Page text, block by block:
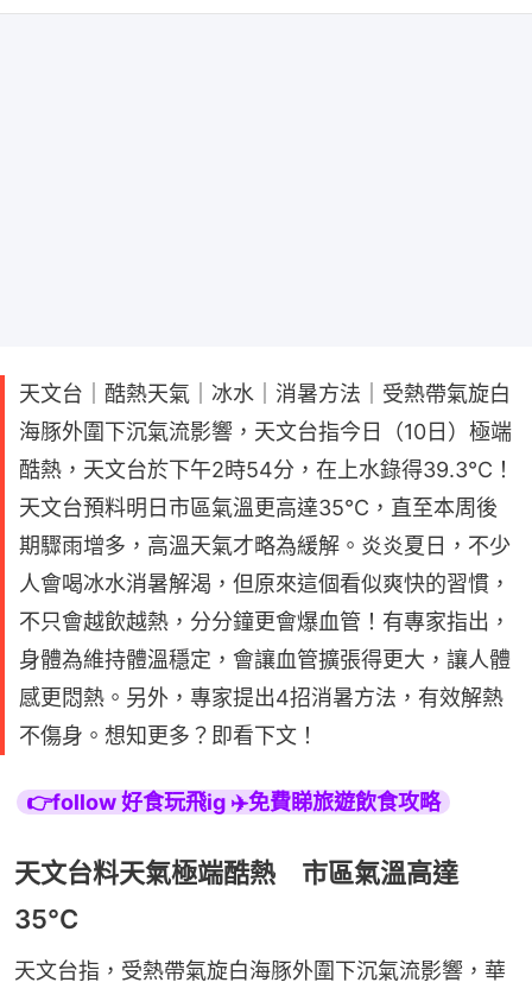
天文台｜酷熱天氣｜冰水｜消暑方法｜受熱帶氣旋白
海豚外圍下沉氣流影響，天文台指今日（10日）極端
酷熱，天文台於下午2時54分，在上水錄得39.3°C！
天文台預料明日市區氣溫更高達35°C，直至本周後
期驟雨增多，高溫天氣才略為緩解。炎炎夏日，不少
人會喝冰水消暑解渴，但原來這個看似爽快的習慣，
不只會越飲越熱，分分鐘更會爆血管！有專家指出，
身體為維持體溫穩定，會讓血管擴張得更大，讓人體
感更悶熱。另外，專家提出4招消暑方法，有效解熱
不傷身。想知更多？即看下文！
👉follow 好食玩飛ig ✈️免費睇旅遊飲食攻略
天文台料天氣極端酷熱 市區氣溫高達
35°C
天文台指，受熱帶氣旋白海豚外圍下沉氣流影響，華